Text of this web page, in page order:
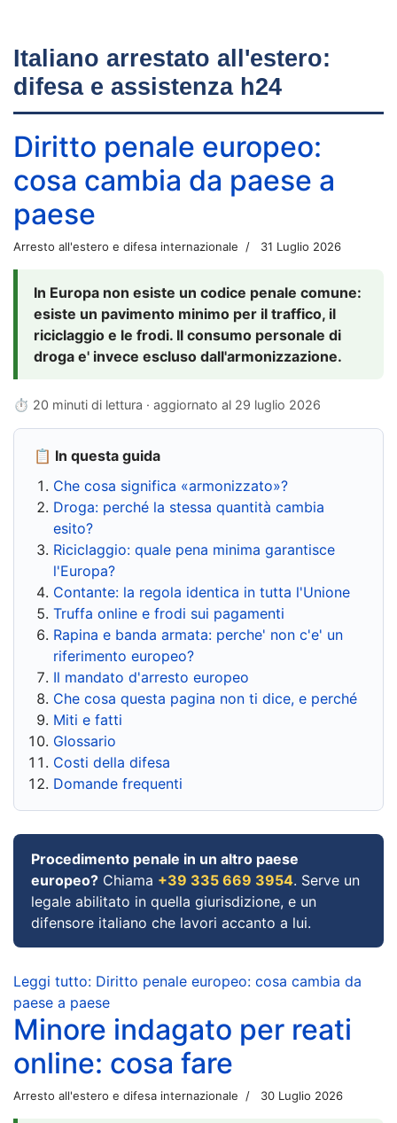
Italiano arrestato all'estero:
difesa e assistenza h24
Diritto penale europeo:
cosa cambia da paese a
paese
Arresto all'estero e difesa internazionale 31 Luglio 2026
In Europa non esiste un codice penale comune:
esiste un pavimento minimo per il traffico, il
riciclaggio e le frodi. Il consumo personale di
droga e' invece escluso dall'armonizzazione.
⏱ 20 minuti di lettura · aggiornato al 29 luglio 2026
📋 In questa guida
Che cosa significa «armonizzato»?
Droga: perché la stessa quantità cambia
esito?
Riciclaggio: quale pena minima garantisce
l'Europa?
Contante: la regola identica in tutta l'Unione
Truffa online e frodi sui pagamenti
Rapina e banda armata: perche' non c'e' un
riferimento europeo?
Il mandato d'arresto europeo
Che cosa questa pagina non ti dice, e perché
Miti e fatti
Glossario
Costi della difesa
Domande frequenti
Procedimento penale in un altro paese
europeo? Chiama +39 335 669 3954. Serve un
legale abilitato in quella giurisdizione, e un
difensore italiano che lavori accanto a lui.
Leggi tutto: Diritto penale europeo: cosa cambia da
paese a paese
Minore indagato per reati
online: cosa fare
Arresto all'estero e difesa internazionale 30 Luglio 2026